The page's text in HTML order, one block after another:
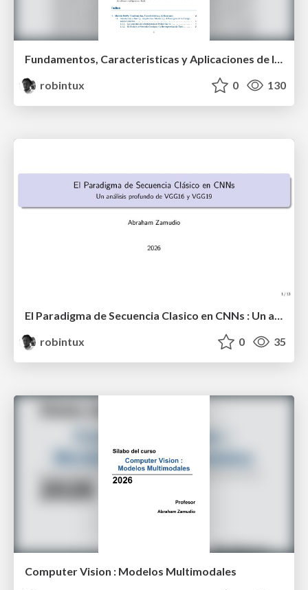
Fundamentos, Caracteristicas y Aplicaciones de los Modulos NumPy , Matplotlib y Pandas
robintux
0 130
robintux
0 35
Computer Vision : Modelos Multimodales